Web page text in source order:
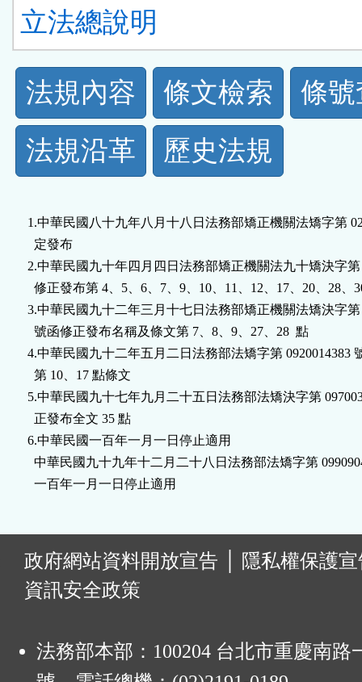
立法總說明
法
規
功
按
鈕
區
法規內容 條文檢索
條
法規沿革
歷史法規
1.中華民國八十九年八月十八日法務部矯正機關法矯字第
  定發布
2.中華民國九十年四月四日法務部矯正機關法九十矯決字第
修正發布第 4、5、6、7、9、10、11、12、17、20、28、
3.中華民國九十二年三月十七日法務部矯正機關法矯決字第
  號函修正發布名稱及條文第 7、8、9、27、28  點
4.中華民國九十二年五月二日法務部法矯字第 0920014383
  第 10、17 點條文
5.中華民國九十七年九月二十五日法務部法矯決字第
  正發布全文 35 點
6.中華民國一百年一月一日停止適用
中華民國九十九年十二月二十八日法務部法矯字第
  一百年一月一日停止適用
政府網站資料開放宣告
隱私權保護
資訊安全政策
法務部本部：100204 台北市重慶南路